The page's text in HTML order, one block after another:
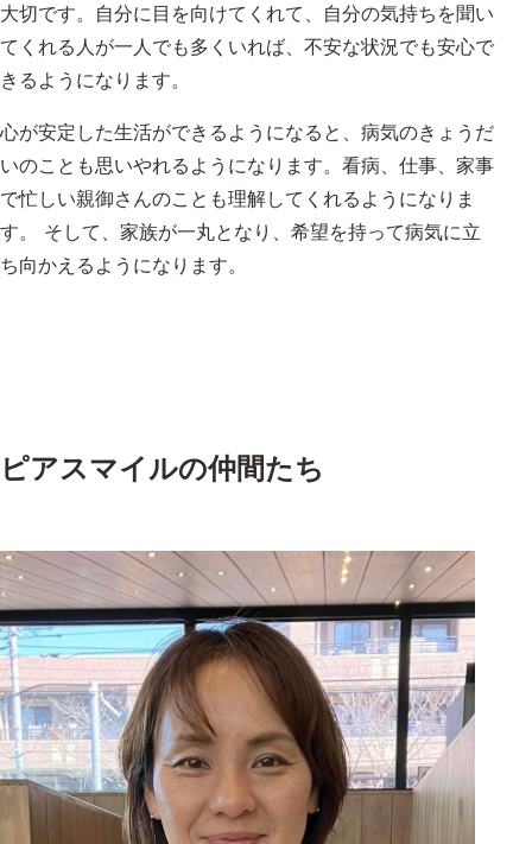
大切です。自分に目を向けてくれて、自分の気持ちを聞い
てくれる人が一人でも多くいれば、不安な状況でも安心で
きるようになります。
心が安定した生活ができるようになると、病気のきょうだ
いのことも思いやれるようになります。看病、仕事、家事
で忙しい親御さんのことも理解してくれるようになりま
す。 そして、家族が一丸となり、希望を持って病気に立
ち向かえるようになります。
ピアスマイルの仲間たち